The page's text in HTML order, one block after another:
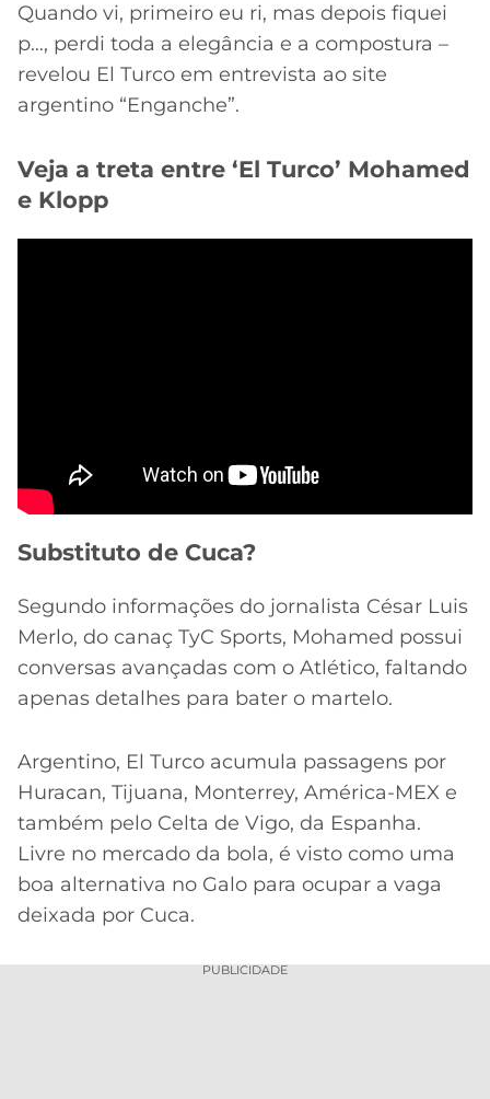
Quando vi, primeiro eu ri, mas depois fiquei
p…, perdi toda a elegância e a compostura –
revelou El Turco em entrevista ao site
argentino “Enganche”.
Veja a treta entre ‘El Turco’ Mohamed
e Klopp
Substituto de Cuca?
Segundo informações do jornalista César Luis
Merlo, do canaç TyC Sports, Mohamed possui
conversas avançadas com o Atlético, faltando
apenas detalhes para bater o martelo.
Argentino, El Turco acumula passagens por
Huracan, Tijuana, Monterrey, América-MEX e
também pelo Celta de Vigo, da Espanha.
Livre no mercado da bola, é visto como uma
boa alternativa no Galo para ocupar a vaga
deixada por Cuca.
PUBLICIDADE